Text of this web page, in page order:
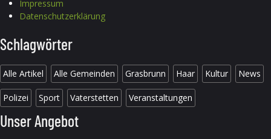
Impressum
Datenschutzerklärung
Schlagwörter
Alle Artikel Alle Gemeinden Grasbrunn Haar Kultur News
Polizei Sport Vaterstetten Veranstaltungen
Unser Angebot